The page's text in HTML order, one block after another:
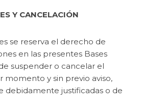
Y CANCELACIÓN
se reserva el derecho de
en las presentes Bases
suspender o cancelar el
momento y sin previo aviso,
debidamente justificadas o de